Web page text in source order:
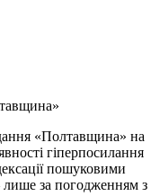
«Полтавщина» на
гіперпосилання
пошуковими
за погодженням з